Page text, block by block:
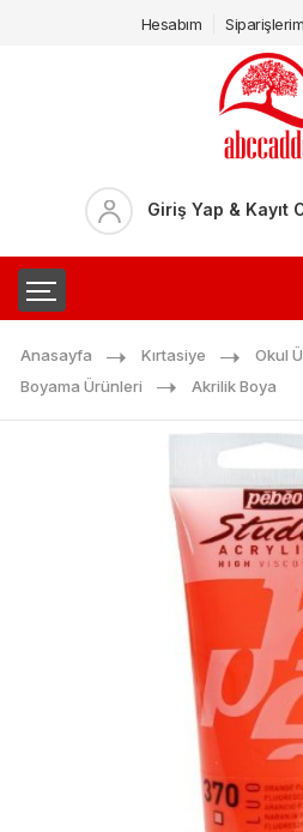
Hesabım Siparişlerim
Giriş Yap & Kayıt
Anasayfa Kırtasiye
Okul
Boyama Ürünleri
Akrilik Boya